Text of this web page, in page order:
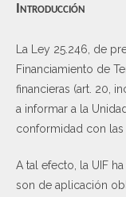
Introducción
La Ley 25.246, de
Financiamiento de
financieras (art. 20,
a informar a la
conformidad con
A tal efecto, la UIF
son de aplicación